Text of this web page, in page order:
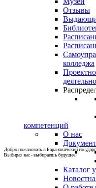
Отзывы
колледжа
компетенций
О нас
Каталог
Добро пожаловать в Барановичский
Выбирая нас - выбираешь будущее!